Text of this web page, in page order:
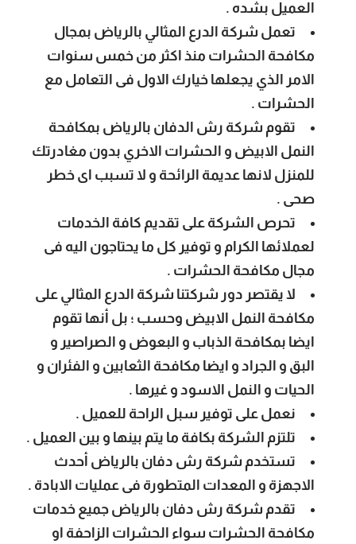
العميل بشده .
تعمل شركة الدرع المثالي بالرياض بمجال
مكافحة الحشرات منذ اكثر من خمس سنوات
الامر الذي يجعلها خيارك الاول فى التعامل مع
الحشرات .
تقوم شركة رش الدفان بالرياض بمكافحة
النمل الابيض و الحشرات الاخري بدون مغادرتك
للمنزل لانها عديمة الرائحة و لا تسبب اى خطر
صحى .
تحرص الشركة على تقديم كافة الخدمات
لعملائها الكرام و توفير كل ما يحتاجون اليه فى
مجال مكافحة الحشرات .
لا يقتصر دور شركتنا شركة الدرع المثالي على
مكافحة النمل الابيض وحسب ؛ بل أنها تقوم
ايضا بمكافحة الذباب و البعوض و الصراصير و
البق و الجراد و ايضا مكافحة الثعابين و الفئران و
الحيات و النمل الاسود و غيرها .
نعمل على توفير سبل الراحة للعميل .
تلتزم الشركة بكافة ما يتم بينها و بين العميل .
تستخدم شركة رش دفان بالرياض أحدث
الاجهزة و المعدات المتطورة فى عمليات الابادة .
تقدم شركة رش دفان بالرياض جميع خدمات
مكافحة الحشرات سواء الحشرات الزاحفة او